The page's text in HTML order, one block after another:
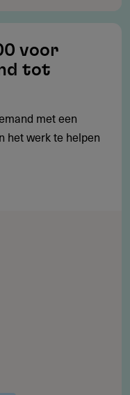
een
de aanvraag
de cofinanciering
te maken van
I bij de aanvraag.
voor
tot
met een
het werk te helpen